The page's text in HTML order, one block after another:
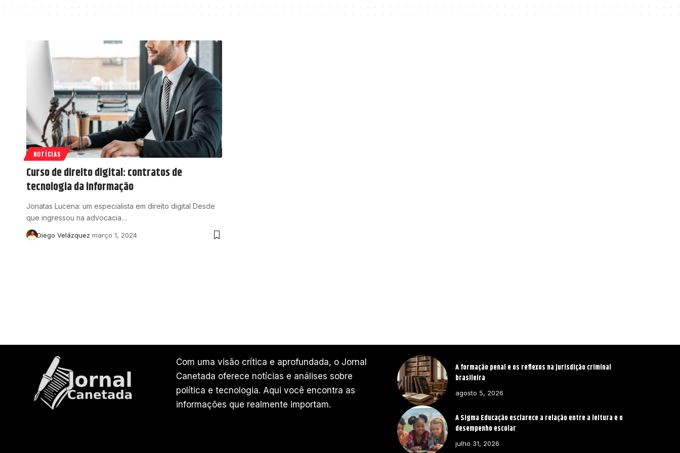
NOTÍCIAS
Curso de direito digital: contratos de
tecnologia da informação
Jonatas Lucena: um especialista em direito digital Desde
que ingressou na advocacia…
Diego Velázquez março 1, 2024
Com uma visão crítica e aprofundada, o Jornal
Canetada oferece notícias e análises sobre
política e tecnologia. Aqui você encontra as
informações que realmente importam.
A formação penal e os reflexos na jurisdição criminal
brasileira
agosto 5, 2026
A Sigma Educação esclarece a relação entre a leitura e o
desempenho escolar
julho 31, 2026